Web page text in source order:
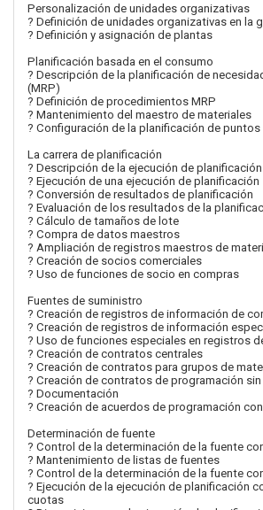
Personalización de unidades organizativas
? Definición de unidades organizativas en la
? Definición y asignación de plantas
Planificación basada en el consumo
? Descripción de la planificación de
(MRP)
? Definición de procedimientos MRP
? Mantenimiento del maestro de materiales
? Configuración de la planificación de puntos
La carrera de planificación
? Descripción de la ejecución de planificación
? Ejecución de una ejecución de planificación
? Conversión de resultados de planificación
? Evaluación de los resultados de la
? Cálculo de tamaños de lote
? Compra de datos maestros
? Ampliación de registros maestros de
? Creación de socios comerciales
? Uso de funciones de socio en compras
Fuentes de suministro
? Creación de registros de información de
? Creación de registros de información
? Uso de funciones especiales en registros
? Creación de contratos centrales
? Creación de contratos para grupos de
? Creación de contratos de programación
? Documentación
? Creación de acuerdos de programación
Determinación de fuente
? Control de la determinación de la fuente
? Mantenimiento de listas de fuentes
? Control de la determinación de la fuente
? Ejecución de la ejecución de planificación
cuotas